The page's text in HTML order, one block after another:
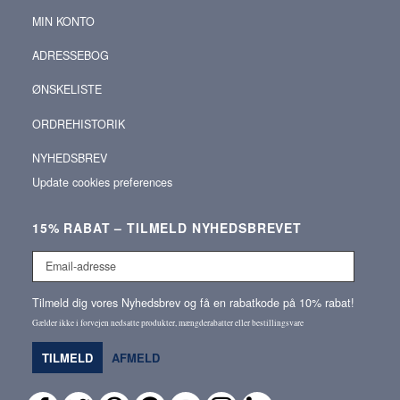
MIN KONTO
ADRESSEBOG
ØNSKELISTE
ORDREHISTORIK
NYHEDSBREV
Update cookies preferences
15% RABAT – TILMELD NYHEDSBREVET
Email-
adresse
Tilmeld dig vores Nyhedsbrev og få en rabatkode på 10% rabat!
Gælder ikke i forvejen nedsatte produkter, mængderabatter eller bestillingsvare
TILMELD AFMELD